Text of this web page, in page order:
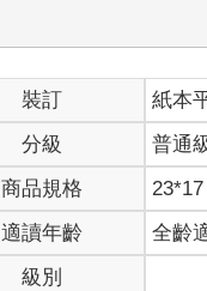
裝訂
紙本
分級
普通
商品規格
23*17
適讀年齡
全齡
級別